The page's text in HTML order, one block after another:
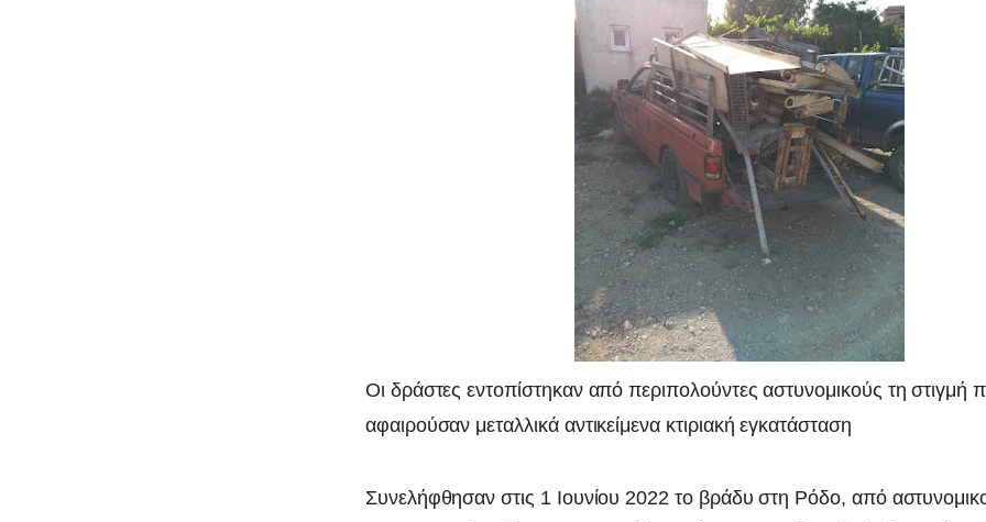
Οι δράστες εντοπίστηκαν από περιπολούντες αστυνομικούς τη στιγμή
αφαιρούσαν μεταλλικά αντικείμενα κτιριακή εγκατάσταση
Συνελήφθησαν στις 1 Ιουνίου 2022 το βράδυ στη Ρόδο, από